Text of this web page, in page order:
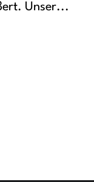
Unser...